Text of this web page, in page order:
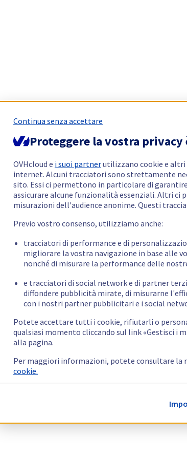
Continua senza accettare
Proteggere la vostra
OVHcloud e i suoi partnerutilizzano cookie e
internet. Alcuni tracciatori sono strettamente
sito. Essi ci permettono in particolare di
assicurare alcune funzionalità essenziali. Altri ci
misurazioni dell'audience anonime. Questi
Previo vostro consenso, utilizziamo anche:
tracciatori di performance e di
migliorare la vostra navigazione in base alle
nonché di misurare la performance delle
e tracciatori di social network e di partner
diffondere pubblicità mirate, di misurarne
con i nostri partner pubblicitari e i social
Potete accettare tutti i cookie, rifiutarli o
qualsiasi momento cliccando sul link «Gestisci i
alla pagina.
Per maggiori informazioni, potete consultare la
cookie.